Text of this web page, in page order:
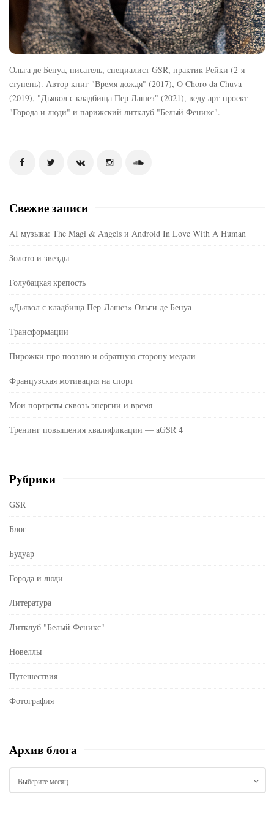
Ольга де Бенуа, писатель, специалист GSR, практик Рейки (2-я
ступень). Автор книг "Время дождя" (2017), O Choro da Chuva
(2019), "Дьявол с кладбища Пер Лашез" (2021), веду арт-проект
"Города и люди" и парижский литклуб "Белый Феникс".
Свежие записи
AI музыка: The Magi & Angels и Android In Love With A Human
Золото и звезды
Голубацкая крепость
«Дьявол с кладбища Пер-Лашез» Ольги де Бенуа
Трансформации
Пирожки про поэзию и обратную сторону медали
Французская мотивация на спорт
Мои портреты сквозь энергии и время
Тренинг повышения квалификации — aGSR 4
Рубрики
GSR
Блог
Будуар
Города и люди
Литература
Литклуб "Белый Феникс"
Новеллы
Путешествия
Фотография
Архив блога
р